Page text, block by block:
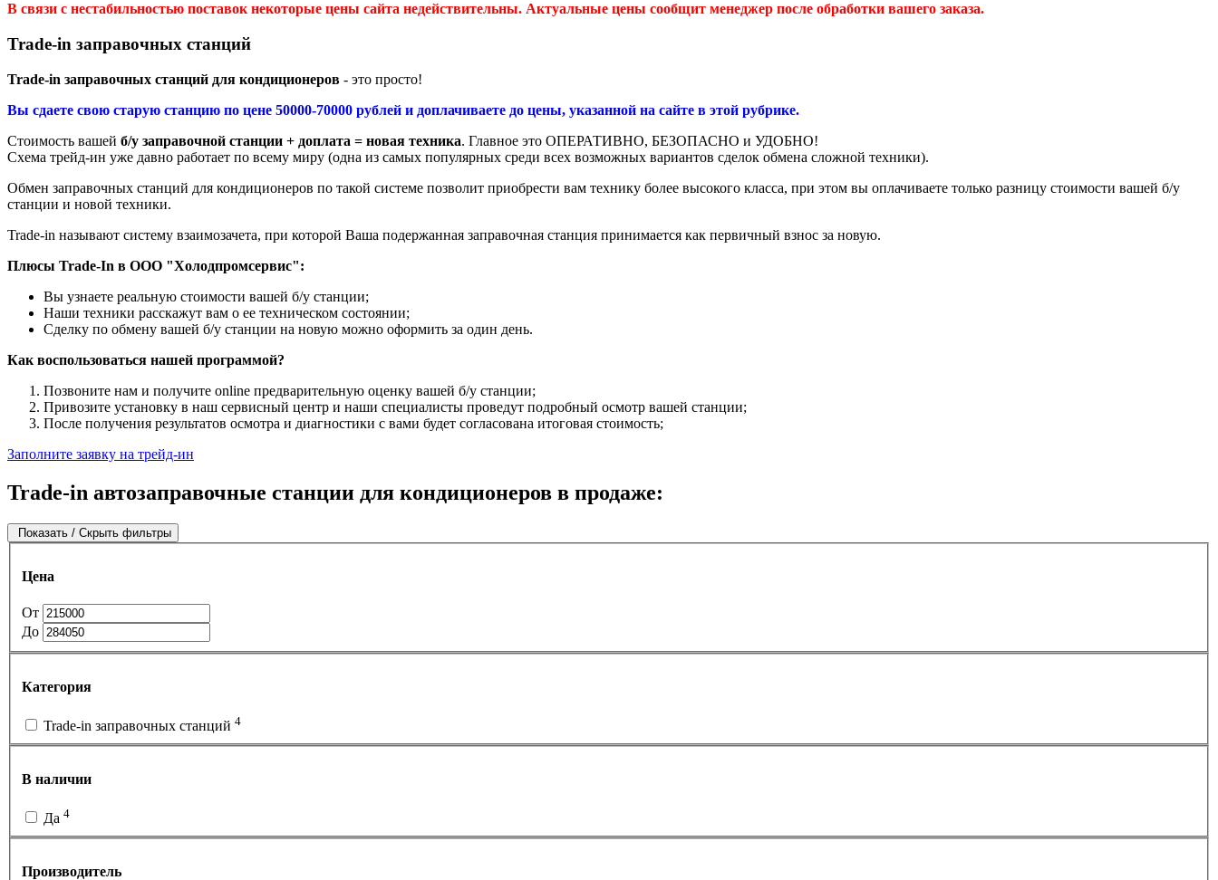
В связи с нестабильностью поставок некоторые цены сайта недействительны. Актуальные цены сообщит менеджер после обработки вашего заказа.
Trade-in заправочных станций
Trade-in заправочных станций для кондиционеров - это просто!
Вы сдаете свою старую станцию по цене 50000-70000 рублей и доплачиваете до цены, указанной на сайте в этой рубрике.
Стоимость вашей б/у заправочной станции + доплата = новая техника. Главное это ОПЕРАТИВНО, БЕЗОПАСНО и УДОБНО!
Схема трейд-ин уже давно работает по всему миру (одна из самых популярных среди всех возможных вариантов сделок обмена сложной техники).
Обмен заправочных станций для кондиционеров по такой системе позволит приобрести вам технику более высокого класса, при этом вы оплачиваете только разницу стоимости вашей б/у
станции и новой техники.
Trade-in называют систему взаимозачета, при которой Ваша подержанная заправочная станция принимается как первичный взнос за новую.
Плюсы Trade-In в ООО "Холодпромсервис":
Вы узнаете реальную стоимости вашей б/у станции;
Наши техники расскажут вам о ее техническом состоянии;
Сделку по обмену вашей б/у станции на новую можно оформить за один день.
Как воспользоваться нашей программой?
Позвоните нам и получите online предварительную оценку вашей б/у станции;
Привозите установку в наш сервисный центр и наши специалисты проведут подробный осмотр вашей станции;
После получения результатов осмотра и диагностики с вами будет согласована итоговая стоимость;
Заполните заявку на трейд-ин
Trade-in автозаправочные станции для кондиционеров в продаже:
Показать / Скрыть фильтры
Цена
От
До
Категория
Trade-in заправочных станций 4
В наличии
Да 4
Производитель